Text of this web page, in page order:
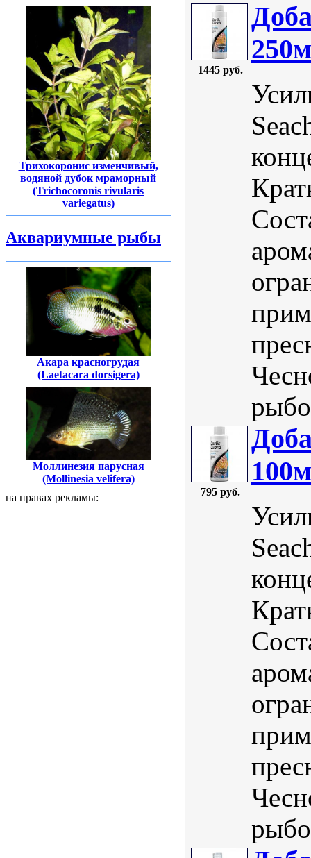
Трихокоронис изменчивый,
водяной дубок мраморный
(Trichocoronis rivularis
variegatus)
Аквариумные рыбы
Акара красногрудая
(Laetacara dorsigera)
Моллинезия парусная
(Mollinesia velifera)
на правах рекламы:
1445 руб.
795 руб.